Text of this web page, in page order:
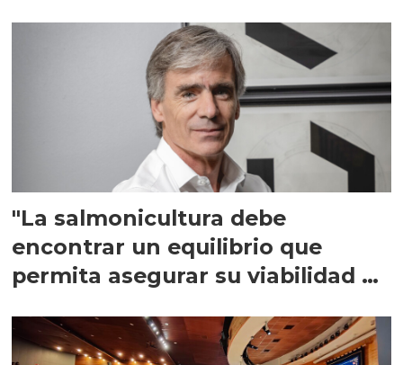
"La salmonicultura debe
encontrar un equilibrio que
permita asegurar su viabilidad de